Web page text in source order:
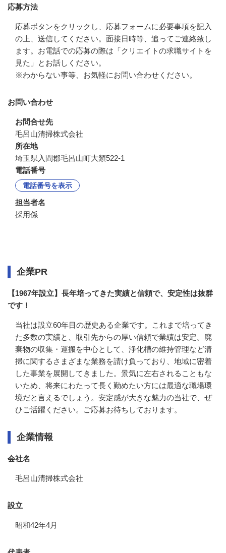
応募方法
応募ボタンをクリックし、応募フォームに必要事項を記入
の上、送信してください。面接日時等、追ってご連絡致し
ます。お電話での応募の際は「クリエイトの求職サイトを
見た」とお話しください。
※わからない事等、お気軽にお問い合わせください。
お問い合わせ
お問合せ先
毛呂山清掃株式会社
所在地
埼玉県入間郡毛呂山町大類522-1
電話番号
電話番号を表示
担当者名
採用係
企業PR
【1967年設立】長年培ってきた実績と信頼で、安定性は抜群
です！
当社は設立60年目の歴史ある企業です。これまで培ってき
た多数の実績と、取引先からの厚い信頼で業績は安定。廃
棄物の収集・運搬を中心として、浄化槽の維持管理など清
掃に関するさまざまな業務を請け負っており、地域に密着
した事業を展開してきました。景気に左右されることもな
いため、将来にわたって長く勤めたい方には最適な職場環
境だと言えるでしょう。安定感が大きな魅力の当社で、ぜ
ひご活躍ください。ご応募お待ちしております。
企業情報
会社名
毛呂山清掃株式会社
設立
昭和42年4月